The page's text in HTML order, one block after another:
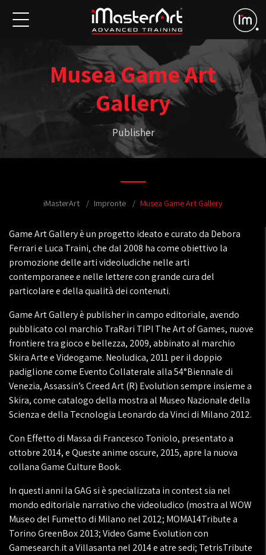
Musea Game Art
Gallery
Publisher
iMasterArt Impronte Musea Game Art Gallery
Game Art Gallery è un progetto ideato e curato da Debora
Ferrari e Luca Traini, che dal 2008 ha come obiettivo la
promozione delle arti videoludiche nelle arti
contemporanee e nelle lettere con grande cura del
particolare e della qualità dei contenuti.
Game Art Gallery è publisher in campo editoriale, avendo
pubblicato col marchio TraRari TIPI The Art of Games, nuove
frontiere tra gioco e bellezza, 2009, abbinato al marchio
Skira Arte e Videogame. Neoludica, 2011 per il doppio
padiglione come Evento Collaterale alla 54°Biennale di
Venezia, Assassin’s Creed Art (R) Evolution sempre insieme a
Skira, come catalogo della mostra al Museo Nazionale della
Scienza e della Tecnologia Leonardo da Vinci di Milano 2012.
Con Effetto di Massa di Francesco Toniolo, presentato a
ottobre 2014, e Queste anime oscure, 2015, apre la nuova
collana Game Culture Book.
In questi anni la GAG si è specializzata in contest sia nel
mondo editoriale narrativo che videoludico (mostra al WOW
Museo del Fumetto di Milano nel 2012; MOMA14Tribute a
Torino GreenBox 2013; Video Game Evolution con
Gamesearch.it a Villasanta nel 2014 e atre sedi; TetrisTribute